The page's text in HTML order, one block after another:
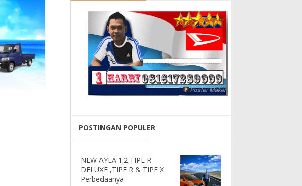
POSTINGAN POPULER
NEW AYLA 1.2 TIPE R
DELUXE ,TIPE R & TIPE X
Perbedaanya